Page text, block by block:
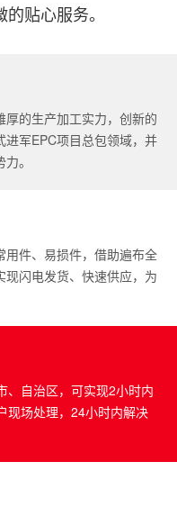
贴心服务。
的生产加工实力，创新的
军EPC项目总包领域，并
。
用件、易损件，借助遍布全
闪电发货、快速供应，为
、自治区，可实现2小时内
现场处理，24小时内解决